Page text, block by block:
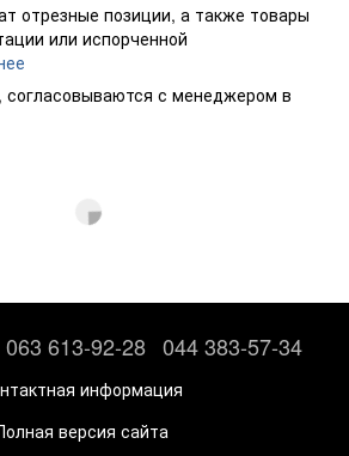
отрезные позиции, а также товары
или испорченной
согласовываются с менеджером в
063 613-92-28 044 383-57-34
информация
версия сайта